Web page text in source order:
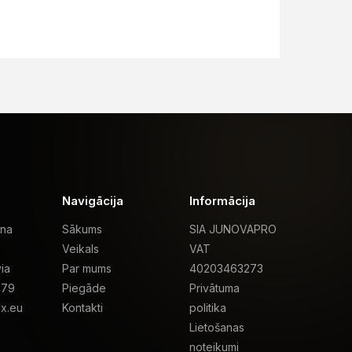
Navigācija
Sākums
Veikals
Par mums
Piegāde
Kontakti
Informācija
SIA JUNOVAPRO
VAT
40203463273
Privātuma
politika
Lietošanas
noteikumi